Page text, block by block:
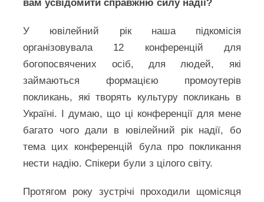
вам усвідомити справжню силу надії?
У ювілейний рік наша підкомісія
організовувала 12 конференцій для
богопосвячених осіб, для людей, які
займаються формацією промоутерів
покликань, які творять культуру покликань в
Україні. І думаю, що ці конференції для мене
багато чого дали в ювілейний рік надії, бо
тема цих конференцій була про покликання
нести надію. Спікери були з цілого світу.
Протягом року зустрічі проходили щомісяця